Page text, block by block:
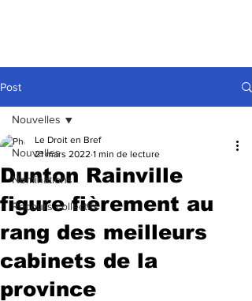
Post
Nouvelles
Nominations
Recours collectifs
Nouvelles
Dunton Rainville
figure fièrement au
rang des meilleurs
cabinets de la
province
Le Droit en Bref
21 mars 2022 1 min de lecture